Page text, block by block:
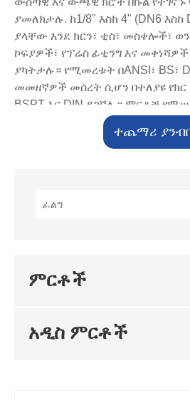
ያመለክታሉ. ከ1/8" እስከ 4" (DN6
ያላቸው እንደ ክርን፣ ቲስ፣ መስቀሎች፣
ኮፍያዎች፣ የፕሬስ ፊቲንግ እና
ያካትታሉ። የሚመረቱት በANSI፣ BS፣
መመዘኛዎች መሰረት ሲሆን በተለያዩ የክር
BSPT እና DIN ይገኛሉ። ምርቶቹ
° ሴ እስከ 110 ° ሴ እና PN16 (1.6
ሲሆን ይህም ለብዙ የቧንቧ መስመሮች
እንደ ኃላፊነት የሚሰማው የቧንቧ
ጥንካሬን ይሰጣል። በውሃ, በጋዝ, በዘይት
አልካሊ ሚዲያ ለመጠቀም ተስማሚ
በሄምፕ ፋይበር ጥቅም ላይ ሲውሉ, ፍሳሽን
ውሃ አቅርቦት እና የፍሳሽ ማስወገጃ እስከ
ተጨማሪ
ምርቶች
አዲስ ምርቶች